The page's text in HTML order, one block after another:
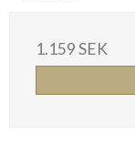
1.159 SEK